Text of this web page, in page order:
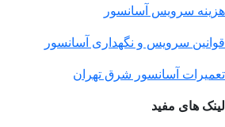
هزینه سرویس آسانسور
قوانین سرویس و نگهداری آسانسور
تعمیرات آسانسور شرق تهران
لینک های مفید